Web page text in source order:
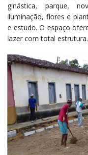
ginástica, parque,
iluminação, flores e
e estudo. O espaço
lazer com total estrutura.